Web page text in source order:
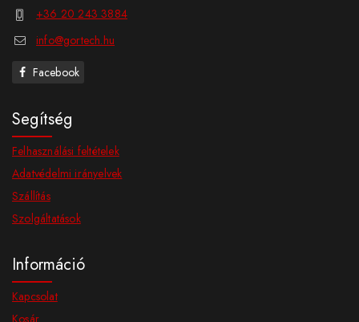
+36 20 243 3884
info@gortech.hu
Facebook
Segítség
Felhasználási feltételek
Adatvédelmi irányelvek
Szállítás
Szolgáltatások
Információ
Kapcsolat